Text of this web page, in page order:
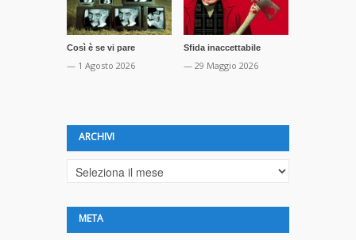
Così è se vi pare
— 1 Agosto 2026
Sfida inaccettabile
— 29 Maggio 2026
ARCHIVI
Archivi
META